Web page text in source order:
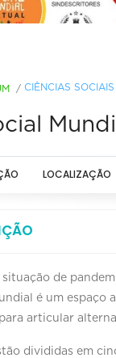
/ CIÊNCIAS SOCIAIS
LOCALIZAÇÃO
de
é um
articular
divididas em